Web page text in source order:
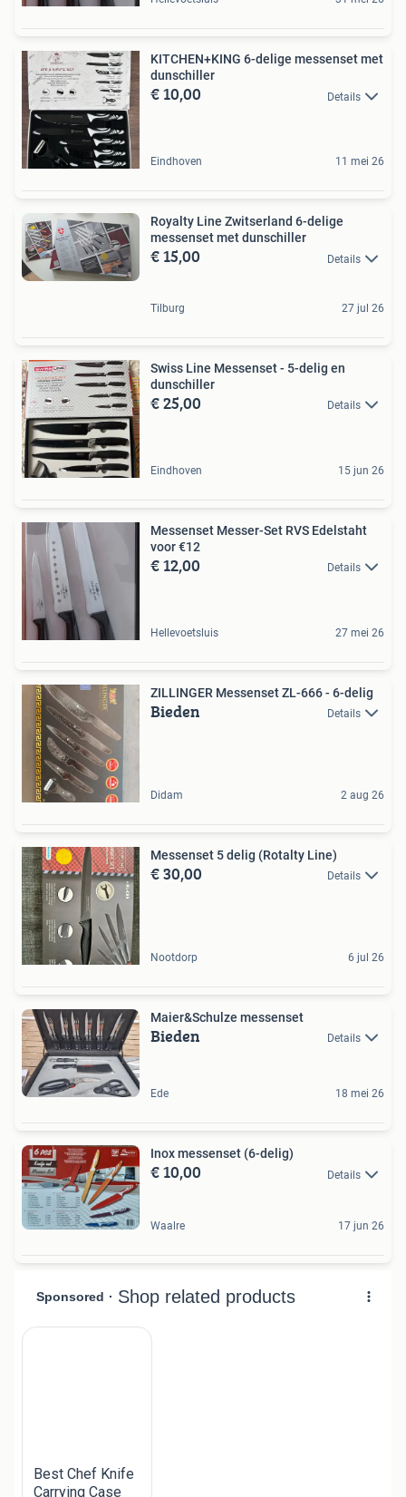
KITCHEN+KING 6-delige messenset met
dunschiller
€ 10,00 Details
Eindhoven 11 mei 26
Royalty Line Zwitserland 6-delige
messenset met dunschiller
€ 15,00 Details
Tilburg 27 jul 26
Swiss Line Messenset - 5-delig en
dunschiller
€ 25,00 Details
Eindhoven 15 jun 26
Messenset Messer-Set RVS Edelstaht
voor €12
€ 12,00 Details
Hellevoetsluis 27 mei 26
ZILLINGER Messenset ZL-666 - 6-delig
Bieden Details
Didam 2 aug 26
Messenset 5 delig (Rotalty Line)
€ 30,00 Details
Nootdorp 6 jul 26
Maier&Schulze messenset
Bieden Details
Ede 18 mei 26
Inox messenset (6-delig)
€ 10,00 Details
Waalre 17 jun 26